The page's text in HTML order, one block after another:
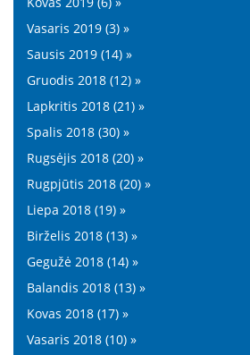
Vasaris 2019 (3) »
Sausis 2019 (14) »
Gruodis 2018 (12) »
Lapkritis 2018 (21) »
Spalis 2018 (30) »
Rugsėjis 2018 (20) »
Rugpjūtis 2018 (20) »
Liepa 2018 (19) »
Birželis 2018 (13) »
Gegužė 2018 (14) »
Balandis 2018 (13) »
Kovas 2018 (17) »
Vasaris 2018 (10) »